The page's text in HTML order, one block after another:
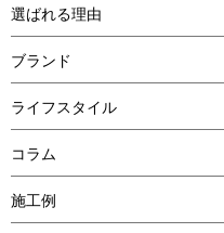
選ばれる理由
ブランド
ライフスタイル
コラム
施工例